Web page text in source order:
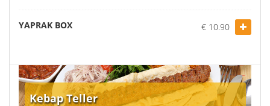
YAPRAK BOX € 10.90
Kebap Teller